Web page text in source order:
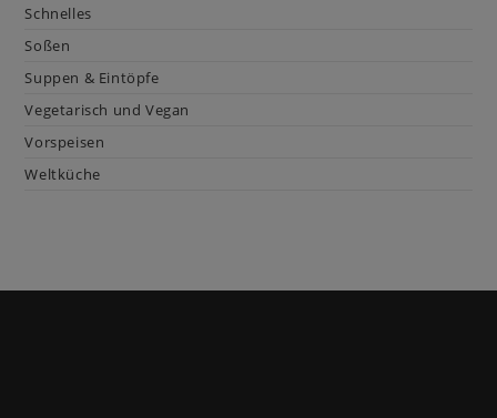
Schnelles
Soßen
Suppen & Eintöpfe
Vegetarisch und Vegan
Vorspeisen
Weltküche